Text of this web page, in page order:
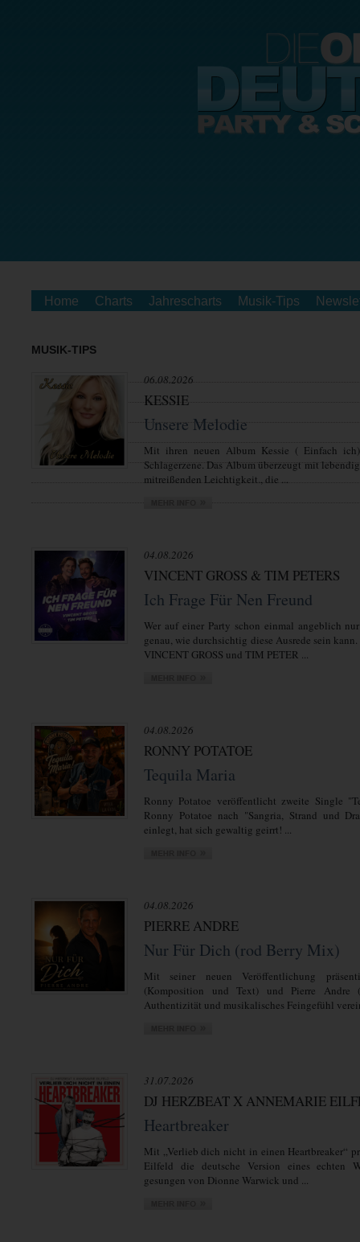
Home Charts Jahrescharts Musik-Tips
MUSIK-TIPS
06.08.2026
KESSIE
Unsere Melodie
Mit ihren neuen Album Kessie ( Einfach
Schlagerzene. Das Album überzeugt mit
mitreißenden Leichtigkeit., die ...
04.08.2026
VINCENT GROSS & TIM PETERS
Ich Frage Für Nen Freund
Wer auf einer Party schon einmal angeblich
genau, wie durchsichtig diese Ausrede sein
VINCENT GROSS und TIM PETER ...
04.08.2026
RONNY POTATOE
Tequila Maria
Ronny Potatoe veröffentlicht zweite Single
Ronny Potatoe nach "Sangria, Strand und
einlegt, hat sich gewaltig geirrt! ...
04.08.2026
PIERRE ANDRE
Nur Für Dich (rod Berry Mix)
Mit seiner neuen Veröffentlichung
(Komposition und Text) und Pierre Andre
Authentizität und musikalisches Feingefühl
31.07.2026
DJ HERZBEAT X ANNEMARIE
Heartbreaker
Mit „Verlieb dich nicht in einen Heartbreaker“
Eilfeld die deutsche Version eines echten
gesungen von Dionne Warwick und ...